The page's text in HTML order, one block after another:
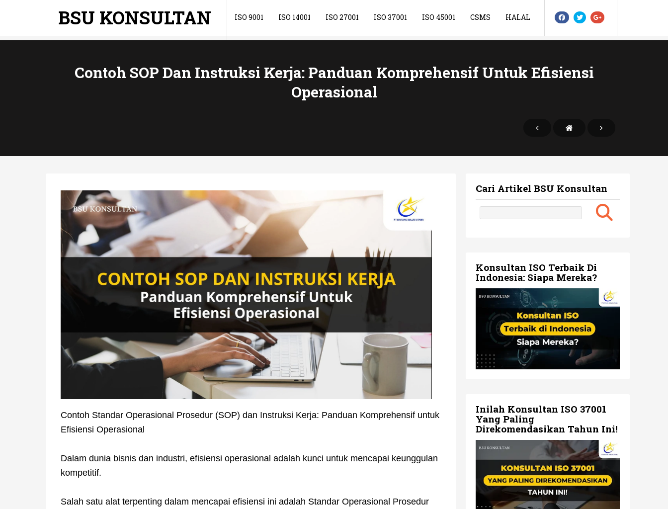
BSU KONSULTAN ISO 9001 ISO 14001 ISO 27001 ISO 37001 ISO 45001 CSMS HALAL
Contoh SOP Dan Instruksi Kerja: Panduan Komprehensif Untuk Efisiensi
Operasional
Contoh Standar Operasional Prosedur (SOP) dan Instruksi Kerja: Panduan Komprehensif untuk
Efisiensi Operasional
Dalam dunia bisnis dan industri, efisiensi operasional adalah kunci untuk mencapai keunggulan
kompetitif.
Salah satu alat terpenting dalam mencapai efisiensi ini adalah Standar Operasional Prosedur
Cari Artikel BSU Konsultan
Konsultan ISO Terbaik Di
Indonesia: Siapa Mereka?
Inilah Konsultan ISO 37001
Yang Paling
Direkomendasikan Tahun Ini!